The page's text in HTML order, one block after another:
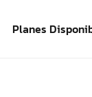
Planes